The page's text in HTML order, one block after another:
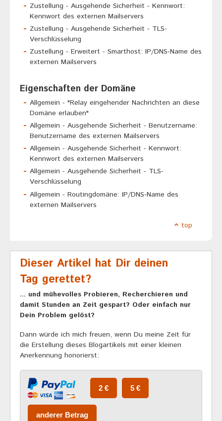
Zustellung - Ausgehende Sicherheit - Kennwort:
Kennwort des externen Mailservers
Zustellung - Ausgehende Sicherheit - TLS-
Verschlüsselung
Zustellung - Erweitert - Smarthost: IP/DNS-Name des
externen Mailservers
Eigenschaften der Domäne
Allgemein - "Relay eingehender Nachrichten an diese
Domäne erlauben"
Allgemein - Ausgehende Sicherheit - Benutzername:
Benutzername des externen Mailservers
Allgemein - Ausgehende Sicherheit - Kennwort:
Kennwort des externen Mailservers
Allgemein - Ausgehende Sicherheit - TLS-
Verschlüsselung
Allgemein - Routingdomäne: IP/DNS-Name des
externen Mailservers
top
Dieser Artikel hat Dir deinen
Tag gerettet?
... und mühevolles Probieren, Recherchieren und
damit Stunden an Zeit gespart? Oder einfach nur
Dein Problem gelöst?
Dann würde ich mich freuen, wenn Du meine Zeit für
die Erstellung dieses Blogartikels mit einer kleinen
Anerkennung honorierst: